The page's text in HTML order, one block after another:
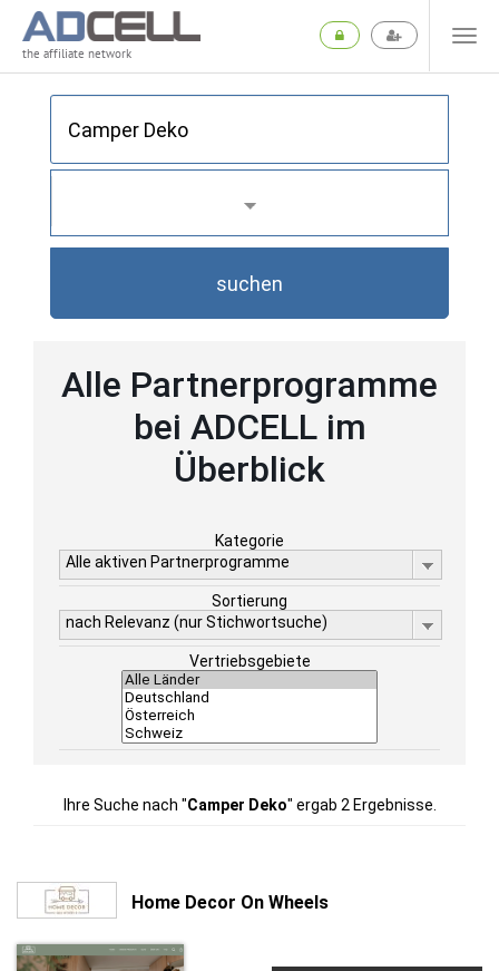
the affiliate network
suchen
Alle Partnerprogramme
bei ADCELL im
Überblick
Kategorie
Alle aktiven Partnerprogramme
Sortierung
nach Relevanz (nur Stichwortsuche)
Vertriebsgebiete
Ihre Suche nach "Camper Deko" ergab 2 Ergebnisse.
Home Decor On Wheels